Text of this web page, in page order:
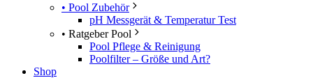
• Pool Zubehör
pH Messgerät & Temperatur Test
• Ratgeber Pool
Pool Pflege & Reinigung
Poolfilter – Größe und Art?
Shop